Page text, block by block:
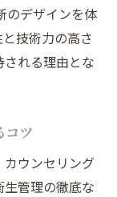
のデザインを体
技術力の高さ
れる理由とな
コツ
ウンセリング
管理の徹底な